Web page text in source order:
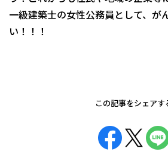
一級建築士の女性公務員として、が
い！！！
この記事をシェアす